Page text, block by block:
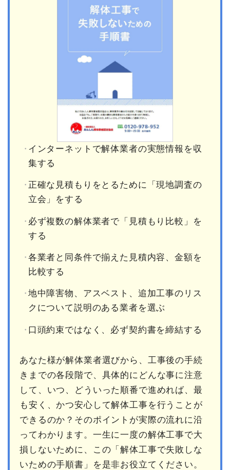
インターネットで解体業者の実態情報を収
集する
正確な見積もりをとるために「現地調査の
立会」をする
必ず複数の解体業者で「見積もり比較」を
する
各業者と同条件で揃えた見積内容、金額を
比較する
地中障害物、アスベスト、追加工事のリス
クについて説明のある業者を選ぶ
口頭約束ではなく、必ず契約書を締結する
あなた様が解体業者選びから、工事後の手続
きまでの各段階で、具体的にどんな事に注意
して、いつ、どういった順番で進めれば、最
も安く、かつ安心して解体工事を行うことが
できるのか？そのポイントが実際の流れに沿
ってわかります。一生に一度の解体工事で大
損しないために、この「解体工事で失敗しな
いための手順書」を是非お役立てください。